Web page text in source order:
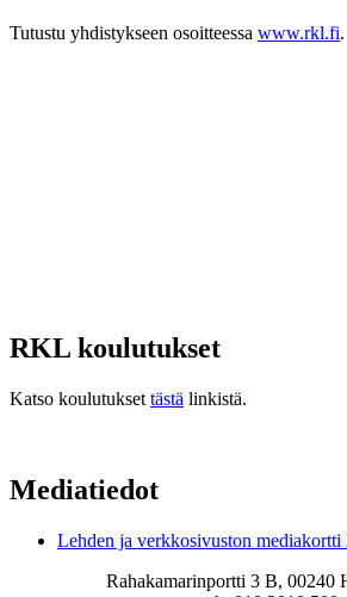
Tutustu yhdistykseen osoitteessa www.rkl.fi.
RKL koulutukset
Katso koulutukset tästä linkistä.
Mediatiedot
Lehden ja verkkosivuston mediakortti
Rahakamarinportti 3 B,